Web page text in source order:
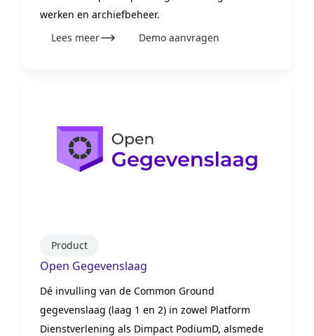
werken en archiefbeheer.
Lees meer
Demo aanvragen
Product
Open Gegevenslaag
Dé invulling van de Common Ground
gegevenslaag (laag 1 en 2) in zowel Platform
Dienstverlening als Dimpact PodiumD, alsmede